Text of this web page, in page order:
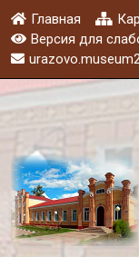
Главная
Версия для